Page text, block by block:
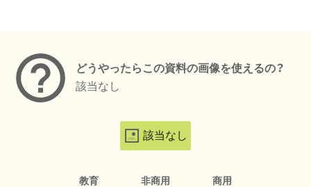
どうやったらこの資料の画像を使えるの？
該当なし
該当なし
教育 非商用 商用